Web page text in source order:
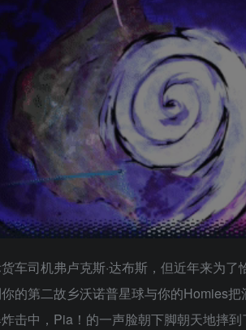
车司机弗卢克斯·达布斯，但近年来为
的第二故乡沃诺普星球与你的Homies
击中，Pia！的一声脸朝下脚朝天地摔